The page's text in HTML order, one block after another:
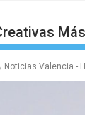
Noticias Valencia -